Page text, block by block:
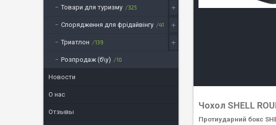
Чохол SHELL
Протиударний бокс
Товари для туризму 325
Спорядження для фрідайвінгу 41
Триатлон 139
Розпродаж (б\у) 10
Новости
О нас
Отзывы